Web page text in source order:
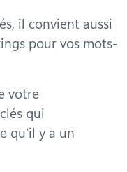
il convient aussi
pour vos mots-
votre
qui
qu’il y a un